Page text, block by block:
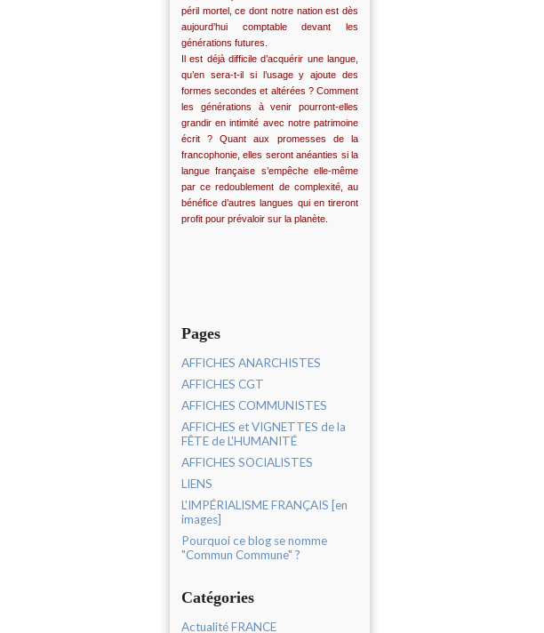
péril mortel, ce dont notre nation est dès
aujourd’hui comptable devant les
générations futures.
Il est déjà difficile d’acquérir une langue,
qu’en sera-t-il si l’usage y ajoute des
formes secondes et altérées ? Comment
les générations à venir pourront-elles
grandir en intimité avec notre patrimoine
écrit ? Quant aux promesses de la
francophonie, elles seront anéanties si la
langue française s’empêche elle-même
par ce redoublement de complexité, au
bénéfice d’autres langues qui en tireront
profit pour prévaloir sur la planète.
Pages
AFFICHES ANARCHISTES
AFFICHES CGT
AFFICHES COMMUNISTES
AFFICHES et VIGNETTES de la
FÊTE de L'HUMANITÉ
AFFICHES SOCIALISTES
LIENS
L'IMPÉRIALISME FRANÇAIS [en
images]
Pourquoi ce blog se nomme
"Commun Commune" ?
Catégories
Actualité FRANCE